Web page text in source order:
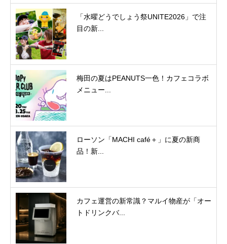
「水曜どうでしょう祭UNITE2026」で注
目の新...
梅田の夏はPEANUTS一色！カフェコラボ
メニュー...
ローソン「MACHI café＋」に夏の新商
品！新...
カフェ運営の新常識？マルイ物産が「オー
トドリンクバ...